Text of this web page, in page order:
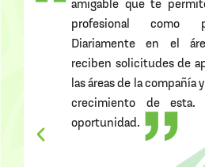
amigable que te
profesional como
Diariamente en el
reciben solicitudes de
las áreas de la compañía
crecimiento de
oportunidad.
A